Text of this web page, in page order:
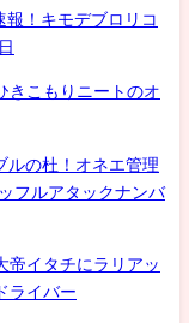
！キモデブロリコ
こもりニートのオ
ルの杜！オネエ管理
フルアタックナンバ
帝イタチにラリアッ
ライバー